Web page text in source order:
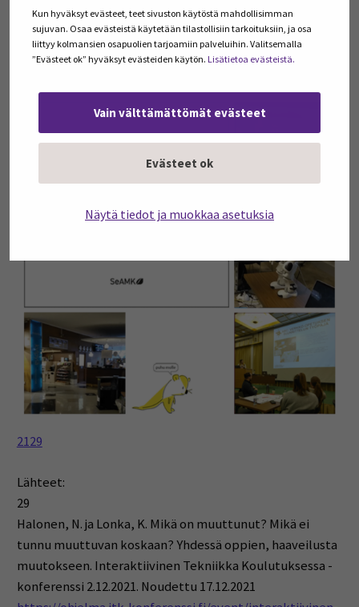
Kun hyväksyt evästeet, teet sivuston käytöstä mahdollisimman
sujuvan. Osaa evästeistä käytetään tilastollisiin tarkoituksiin, ja osa
liittyy kolmansien osapuolien tarjoamiin palveluihin. Valitsemalla
”Evästeet ok” hyväksyt evästeiden käytön. Lisätietoa evästeistä.
Vain välttämättömät evästeet
Evästeet ok
Näytä tiedot ja muokkaa asetuksia
Kirjoittaja toimii ESR REACT -rahoitteisessa DigiKyky –
Digitaalisten kyvykkyyksien kehittäminen ja
hyödyntäminen -hankkeessa asiantuntijana.
2129
Lähteet:
29
Halonen, N. ja Lonka, K. Mikä on muuttunut? Mikä ei
tunnu muuttuvan koskaan? Yhdessä oppien, haaveilusta
muutokseen. Interaktiivinen Tekniikka Koulutuksessa -
konferenssi 2.12.2021. Noudettu 17.12.2021